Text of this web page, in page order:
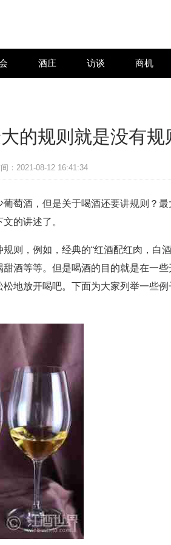
酒庄 访谈 商机
的规则就是没有规
：2021-08-12 16:41:34
萄酒，但是关于喝酒还要讲规则？
的讲述了。
则，例如，经典的“红酒配红肉，白
酒等等。但是喝酒的目的就是在一些
地放开喝吧。下面为大家列举一些